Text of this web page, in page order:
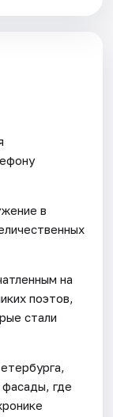
в
на
поэтов,
стали
где